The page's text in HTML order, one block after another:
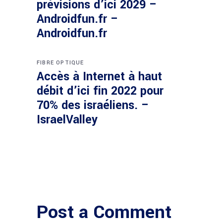
prévisions d’ici 2029 –
Androidfun.fr –
Androidfun.fr
FIBRE OPTIQUE
Accès à Internet à haut
débit d’ici fin 2022 pour
70% des israéliens. –
IsraelValley
Post a Comment